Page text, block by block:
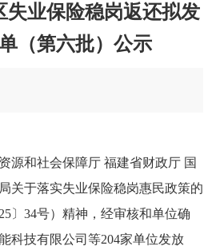
失业保险稳岗返还拟发
（第六批）公示
源和社会保障厅 福建省财政厅 国
关于落实失业保险稳岗惠民政策的
〕 34号）精神 ，经审核和单位确
科技有限公司等204家单位发放